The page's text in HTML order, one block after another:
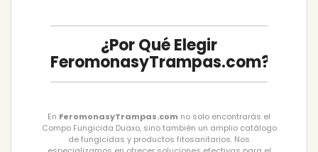
¿Por Qué Elegir
FeromonasyTrampas.com?
En FeromonasyTrampas.com no solo encontrarás el
Compo Fungicida Duaxo, sino también un amplio catálogo
de fungicidas y productos fitosanitarios. Nos